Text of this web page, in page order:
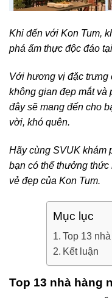
Khi đến với Kon Tum,
phá ẩm thực độc đáo
Với hương vị đặc trưng
không gian đẹp mắt và
đây sẽ mang đến cho
vời, khó quên.
Hãy cùng SVUK khám
bạn có thể thưởng
vẻ đẹp của Kon Tum.
Mục lục
Top 13
Kết luận
Top 13 nhà hàng